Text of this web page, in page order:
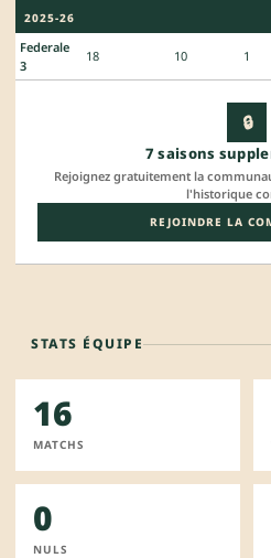
2025-26
Federale
3
18 10 1
🔒
7 saisons
Rejoignez gratuitement la
l'historique
REJOINDRE LA
STATS ÉQUIPE
16
MATCHS
0
NULS